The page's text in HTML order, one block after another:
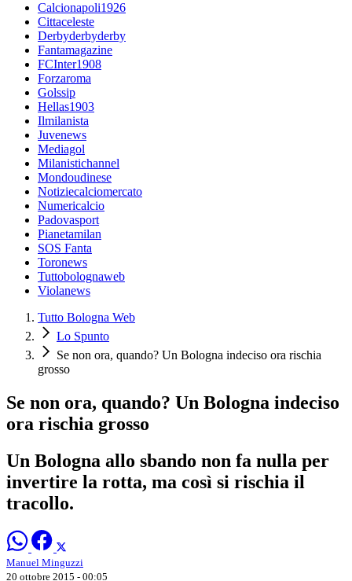
Calcionapoli1926
Cittaceleste
Derbyderbyderby
Fantamagazine
FCInter1908
Forzaroma
Golssip
Hellas1903
Ilmilanista
Juvenews
Mediagol
Milanistichannel
Mondoudinese
Notiziecalciomercato
Numericalcio
Padovasport
Pianetamilan
SOS Fanta
Toronews
Tuttobolognaweb
Violanews
Tutto Bologna Web
Lo Spunto
Se non ora, quando? Un Bologna indeciso ora rischia
grosso
Se non ora, quando? Un Bologna indeciso
ora rischia grosso
Un Bologna allo sbando non fa nulla per
invertire la rotta, ma così si rischia il
tracollo.
Manuel Minguzzi
20 ottobre 2015 - 00:05